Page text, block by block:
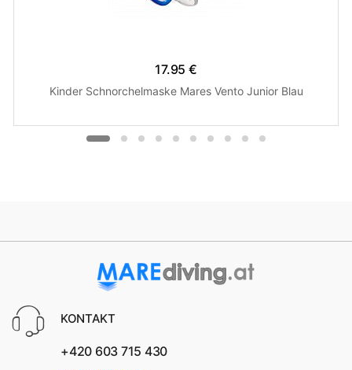
17.95 €
Kinder Schnorchelmaske Mares Vento Junior Blau
KONTAKT
+420 603 715 430